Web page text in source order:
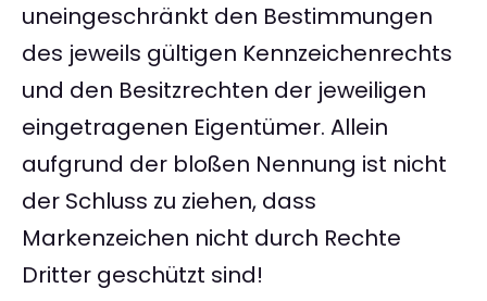
uneingeschränkt den Bestimmungen
des jeweils gültigen Kennzeichenrechts
und den Besitzrechten der jeweiligen
eingetragenen Eigentümer. Allein
aufgrund der bloßen Nennung ist nicht
der Schluss zu ziehen, dass
Markenzeichen nicht durch Rechte
Dritter geschützt sind!